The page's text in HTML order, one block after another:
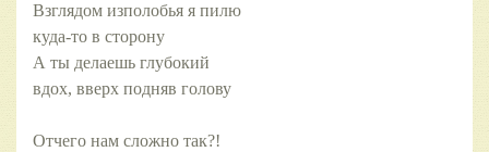
Взглядом изполобья я пилю
куда-то в сторону
А ты делаешь глубокий
вдох, вверх подняв голову
Отчего нам сложно так?!